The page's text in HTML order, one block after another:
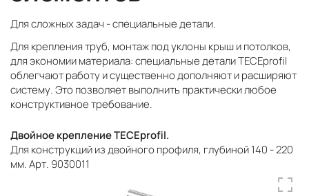
Для сложных задач - специальные детали.
Для крепления труб, монтаж под уклоны крыш и потолков,
для экономии материала: специальные детали TECEprofil
облегчают работу и существенно дополняют и расширяют
систему. Это позволяет выполнить практически любое
конструктивное требование.
Двойное крепление TECEprofil.
Для конструкций из двойного профиля, глубиной 140 - 220
мм. Арт. 9030011